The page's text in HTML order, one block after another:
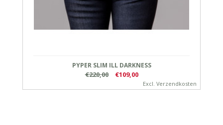
PYPER SLIM ILL DARKNESS
€220,00 €109,00
Excl. Verzendkosten